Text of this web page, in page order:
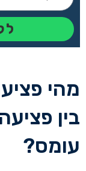
מהי
בין
עומס?